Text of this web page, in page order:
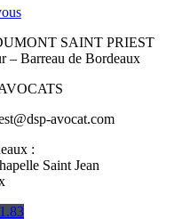
SAINT PRIEST
– Barreau de Bordeaux
avocat.com
:
Saint Jean